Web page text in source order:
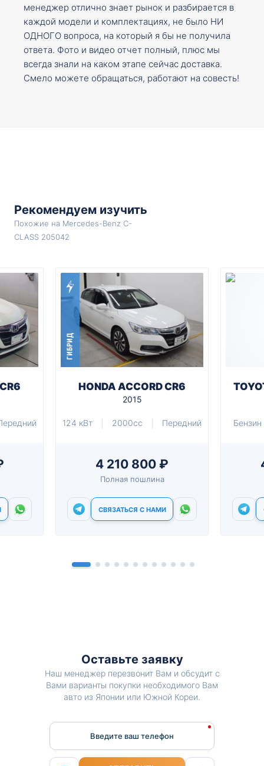
менеджер отлично знает рынок и разбирается в
каждой модели и комплектациях, не было НИ
ОДНОГО вопроса, на который я бы не получила
ответа. Фото и видео отчет полный, плюс мы
всегда знали на каком этапе сейчас доставка.
Смело можете обращаться, работают на совесть!
Рекомендуем изучить
Похожие на Mercedes-Benz C-
CLASS 205042
ГИБРИД
HONDA ACCORD CR6
2015
124 кВт 2000cc Передний
4 210 800 ₽
Полная пошлина
СВЯЗАТЬСЯ С НАМИ
Бензин
Оставьте заявку
Наш менеджер перезвонит Вам и обсудит с
Вами варианты покупки необходимого Вам
авто из Японии или Южной Кореи.
Введите ваш телефон